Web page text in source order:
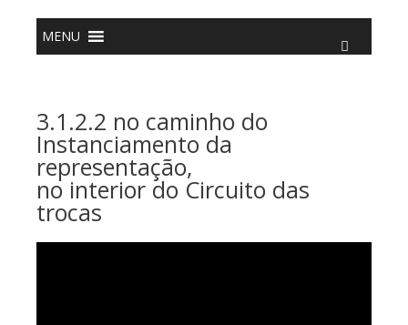
conteúdo
MENU
3.1.2.2 no caminho do
Instanciamento da
representação,
no interior do Circuito das
trocas